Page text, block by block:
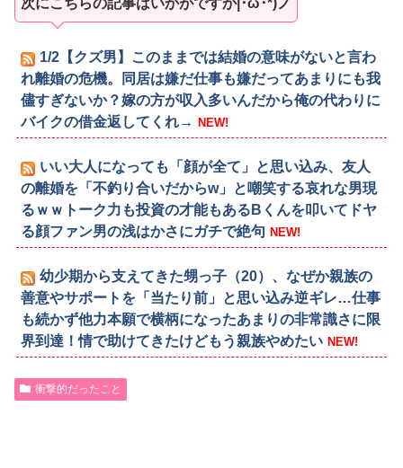
次にこちらの記事はいかがですか|･ω･*)ノ
1/2【クズ男】このままでは結婚の意味がないと言わ
れ離婚の危機。同居は嫌だ仕事も嫌だってあまりにも我
儘すぎないか？嫁の方が収入多いんだから俺の代わりに
バイクの借金返してくれ→
NEW!
いい大人になっても「顔が全て」と思い込み、友人
の離婚を「不釣り合いだからw」と嘲笑する哀れな男現
るｗｗトーク力も投資の才能もあるBくんを叩いてドヤ
る顔ファン男の浅はかさにガチで絶句 NEW!
幼少期から支えてきた甥っ子（20）、なぜか親族の
善意やサポートを「当たり前」と思い込み逆ギレ…仕事
も続かず他力本願で横柄になったあまりの非常識さに限
界到達！情で助けてきたけどもう親族やめたい NEW!
衝撃的だったこと